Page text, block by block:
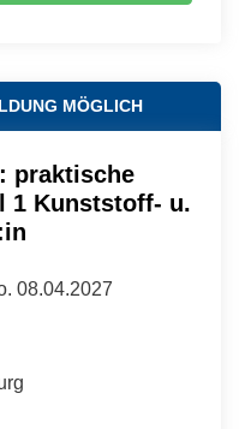
MÖGLICH
praktische
1 Kunststoff- u.
08.04.2027